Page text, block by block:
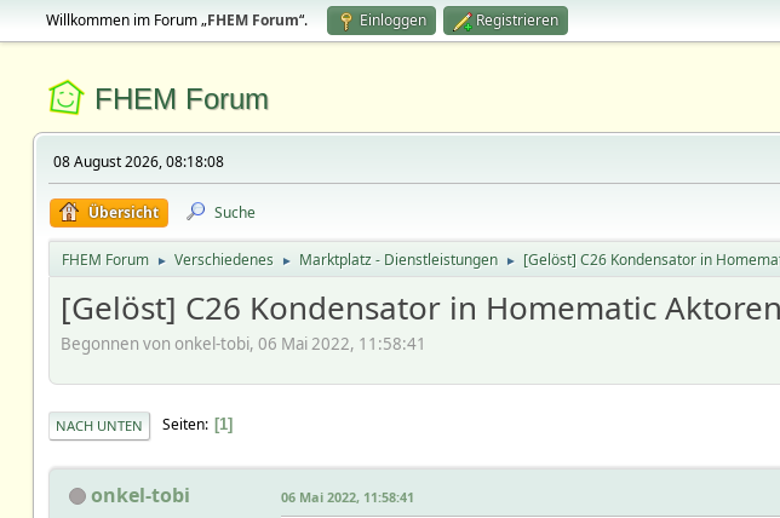
Willkommen im Forum „FHEM Forum“. Einloggen Registrieren
FHEM Forum
08 August 2026, 08:18:08
Übersicht Suche
FHEM Forum ► Verschiedenes ► Marktplatz - Dienstleistungen ► [Gelöst] C26 Kondensator in
[Gelöst] C26 Kondensator in Homematic
Begonnen von onkel-tobi, 06 Mai 2022, 11:58:41
NACH UNTEN Seiten 1
onkel-tobi 06 Mai 2022, 11:58:41